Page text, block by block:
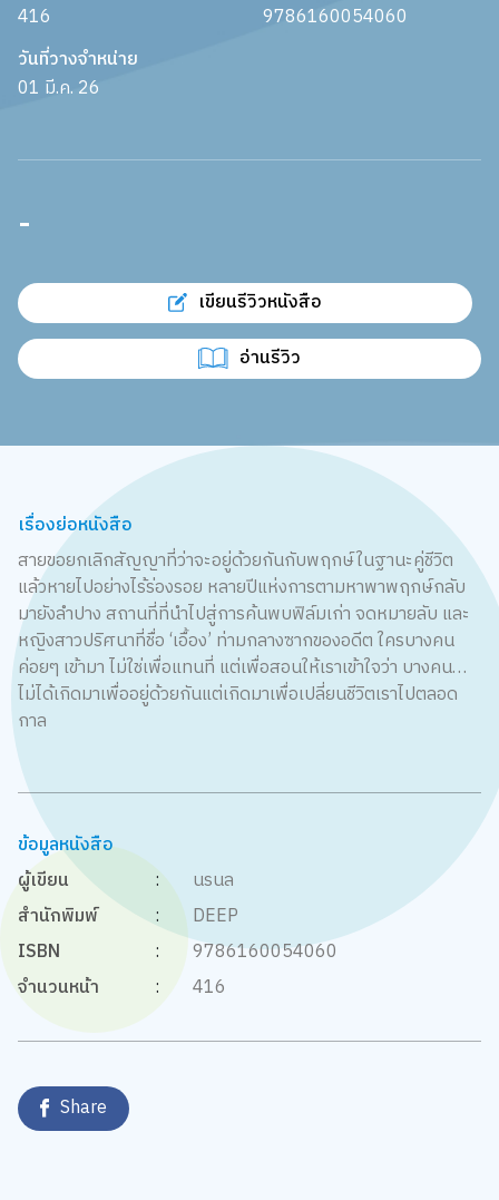
416
9786160054060
วันที่วางจำหน่าย
01 มี.ค. 26
-
เขียนรีวิวหนังสือ
อ่านรีวิว
เรื่องย่อหนังสือ
สายขอยกเลิกสัญญาที่ว่าจะอยู่ด้วยกันกับพฤกษ์ในฐานะคู่ชีวิต
แล้วหายไปอย่างไร้ร่องรอย หลายปีแห่งการตามหาพาพฤกษ์กลับ
มายังลำปาง สถานที่ที่นำไปสู่การค้นพบฟิล์มเก่า จดหมายลับ และ
หญิงสาวปริศนาที่ชื่อ ‘เอื้อง’ ท่ามกลางซากของอดีต ใครบางคน
ค่อยๆ เข้ามา ไม่ใช่เพื่อแทนที่ แต่เพื่อสอนให้เราเข้าใจว่า บางคน…
ไม่ได้เกิดมาเพื่ออยู่ด้วยกันแต่เกิดมาเพื่อเปลี่ยนชีวิตเราไปตลอด
กาล
ข้อมูลหนังสือ
ผู้เขียน
:
นรนล
สำนักพิมพ์
:
DEEP
ISBN
:
9786160054060
จำนวนหน้า
: 416
Share